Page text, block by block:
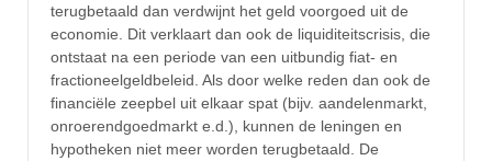
terugbetaald dan verdwijnt het geld voorgoed uit de
economie. Dit verklaart dan ook de liquiditeitscrisis, die
ontstaat na een periode van een uitbundig fiat- en
fractioneelgeldbeleid. Als door welke reden dan ook de
financiële zeepbel uit elkaar spat (bijv. aandelenmarkt,
onroerendgoedmarkt e.d.), kunnen de leningen en
hypotheken niet meer worden terugbetaald. De